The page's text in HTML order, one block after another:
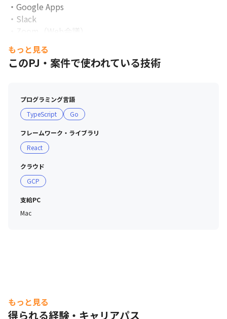
・Google Apps
・Slack
・Zoom（Web会議）
・GitHub
・Docker（仮想化技術）など
SaaS企業として社内ではモダンなサービスに積極的に投
もっと見る
このPJ・案件で使われている技術
プログラミング言語
TypeScript
Go
フレームワーク・ライブラリ
React
クラウド
GCP
支給PC
Mac
もっと見る
得られる経験・キャリアパス